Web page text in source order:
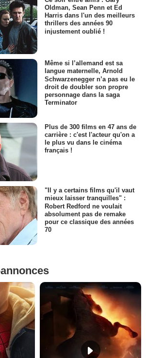
Oldman, Sean Penn et Ed
Harris dans l'un des meilleurs
thrillers des années 90
injustement oublié !
Même si l’allemand est sa
langue maternelle, Arnold
Schwarzenegger n’a pas eu le
droit de doubler son propre
personnage dans la saga
Terminator
Plus de 300 films en 47 ans de
carrière : c'est l'acteur qu'on a
le plus vu dans le cinéma
français !
"Il y a certains films qu'il vaut
mieux laisser tranquilles" :
Robert Redford ne voulait
absolument pas de remake
pour ce classique des années
70